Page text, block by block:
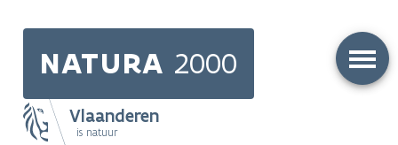
NATURA 2000
Vlaanderen
is natuur